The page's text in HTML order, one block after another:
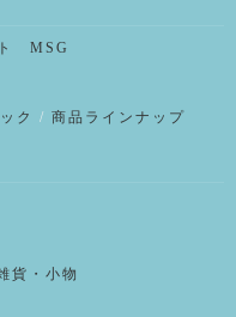
MSG
ク / 商品ラインナップ
貨・小物